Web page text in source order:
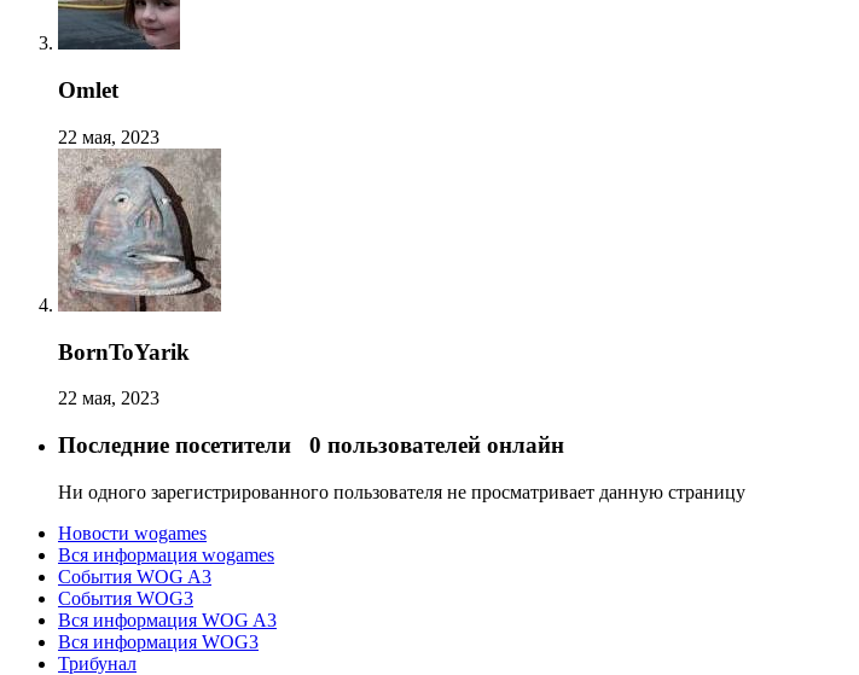
Omlet
22 мая, 2023
BornToYarik
22 мая, 2023
Последние посетители 0 пользователей онлайн
Ни одного зарегистрированного пользователя не просматривает данную страницу
Новости wogames
Вся информация wogames
События WOG A3
События WOG3
Вся информация WOG A3
Вся информация WOG3
Трибунал